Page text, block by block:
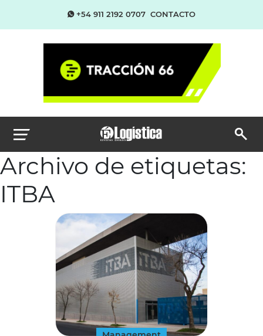
+54 911 2192 0707 CONTACTO
Archivo de etiquetas:
ITBA